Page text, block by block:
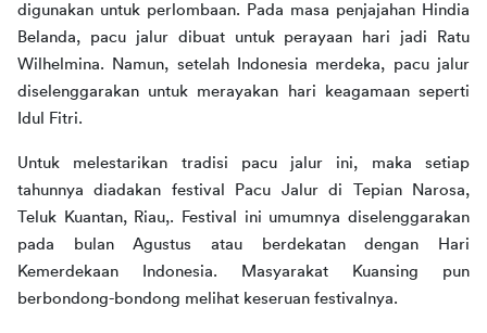
digunakan untuk perlombaan. Pada masa penjajahan Hindia
Belanda, pacu jalur dibuat untuk perayaan hari jadi Ratu
Wilhelmina. Namun, setelah Indonesia merdeka, pacu jalur
diselenggarakan untuk merayakan hari keagamaan seperti
Idul Fitri.
Untuk melestarikan tradisi pacu jalur ini, maka setiap
tahunnya diadakan festival Pacu Jalur di Tepian Narosa,
Teluk Kuantan, Riau,. Festival ini umumnya diselenggarakan
pada bulan Agustus atau berdekatan dengan Hari
Kemerdekaan Indonesia. Masyarakat Kuansing pun
berbondong-bondong melihat keseruan festivalnya.